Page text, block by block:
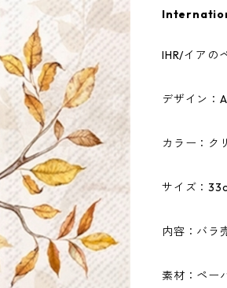
IHR/イアの
デザイン：
カラー：ク
サイズ：
内容：バラ
素材：ペー